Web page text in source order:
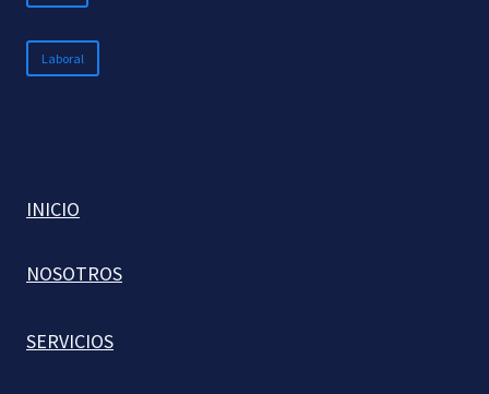
Laboral
INICIO
NOSOTROS
SERVICIOS